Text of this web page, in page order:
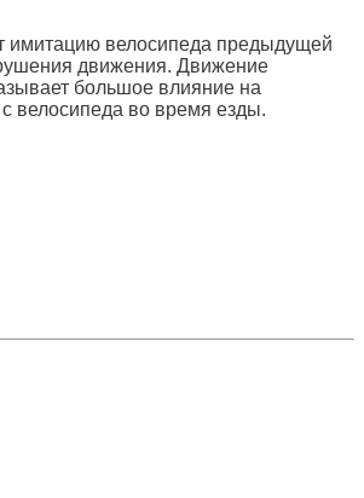
имитацию велосипеда предыдущей
движения. Движение
большое влияние на
велосипеда во время езды.